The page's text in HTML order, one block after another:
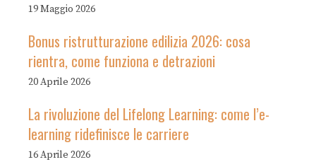
19 Maggio 2026
Bonus ristrutturazione edilizia 2026: cosa
rientra, come funziona e detrazioni
20 Aprile 2026
La rivoluzione del Lifelong Learning: come l’e-
learning ridefinisce le carriere
16 Aprile 2026